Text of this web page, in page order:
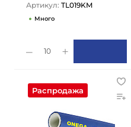
Артикул: TL019KM
Много
10
Распродажа